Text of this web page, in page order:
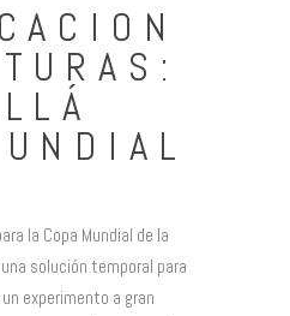
la Copa Mundial de la
solución temporal para
experimento a gran